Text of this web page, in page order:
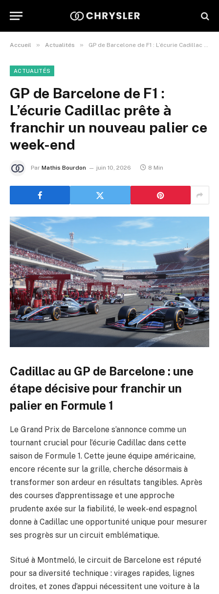
Accueil » Actualités » GP de Barcelone de F1 : L’écurie Cadillac prête à franchir un nouveau palier ce week-end
ACTUALITÉS
GP de Barcelone de F1 :
L’écurie Cadillac prête à
franchir un nouveau palier ce
week-end
Par Mathis Bourdon juin 10, 2026 8 Min
Cadillac au GP de Barcelone : une
étape décisive pour franchir un
palier en Formule 1
Le Grand Prix de Barcelone s’annonce comme un
tournant crucial pour l’écurie Cadillac dans cette
saison de Formule 1. Cette jeune équipe américaine,
encore récente sur la grille, cherche désormais à
transformer son ardeur en résultats tangibles. Après
des courses d’apprentissage et une approche
prudente axée sur la fiabilité, le week-end espagnol
donne à Cadillac une opportunité unique pour mesurer
ses progrès sur un circuit emblématique.
Situé à Montmeló, le circuit de Barcelone est réputé
pour sa diversité technique : virages rapides, lignes
droites, et zones d’appui nécessitent une voiture à la